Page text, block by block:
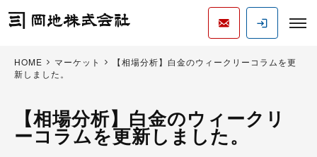
HOME マーケット
【相場分析】白金のウィークリーコラムを更
新しました。
【相場分析】白金のウィークリ
ーコラムを更新しました。